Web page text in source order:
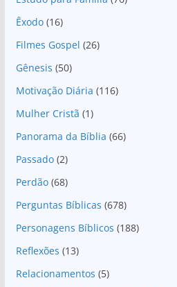
Êxodo(16)
Filmes Gospel (26)
Gênesis (50)
Motivação Diária (116)
Mulher Cristã (1)
Panorama da Bíblia (66)
Passado(2)
Perdão(68)
Perguntas Bíblicas (678)
Personagens Bíblicos (188)
Reflexões (13)
Relacionamentos (5)